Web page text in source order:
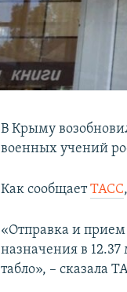
В Крыму
военных учений
Как сообщаетТАСС
«Отправка и прием
назначения в
табло», – сказала